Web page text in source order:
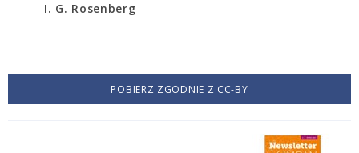
I. G. Rosenberg
POBIERZ ZGODNIE Z CC-BY